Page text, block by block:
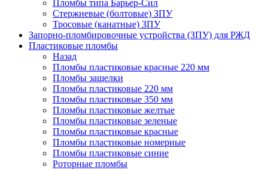
Пломбы типа Барьер-Сил
Стержневые (болтовые) ЗПУ
Тросовые (канатные) ЗПУ
Запорно-пломбировочные устройства (ЗПУ) для РЖД
Пластиковые пломбы
Назад
Пломбы пластиковые красные 220 мм
Пломбы защелки
Пломбы пластиковые 220 мм
Пломбы пластиковые 350 мм
Пломбы пластиковые желтые
Пломбы пластиковые зеленые
Пломбы пластиковые красные
Пломбы пластиковые номерные
Пломбы пластиковые синие
Роторные пломбы